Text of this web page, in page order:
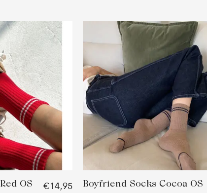
OS €14,95 Boyfriend Socks Cocoa OS